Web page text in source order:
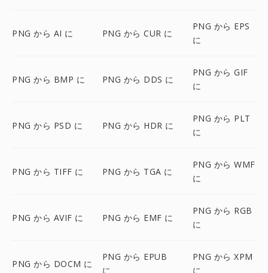
PNG から AI に PNG から CUR に
PNG から EPS
に
PNG から BMP に PNG から DDS に
PNG から GIF
に
PNG から PSD に PNG から HDR に
PNG から PLT
に
PNG から TIFF に PNG から TGA に
PNG から WMF
に
PNG から AVIF に PNG から EMF に
PNG から RGB
に
PNG から DOCM に
PNG から EPUB
に
PNG から XPM
に